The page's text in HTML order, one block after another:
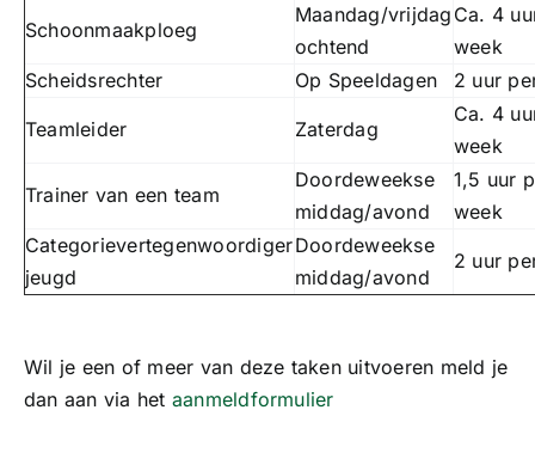
Schoonmaakploeg
Maandag/vrijdag
ochtend
Ca. 4
week
Scheidsrechter
Op Speeldagen 2 uur
Teamleider Zaterdag
Ca. 4
week
Trainer van een team
Doordeweekse
middag/avond
1,5 uur
week
Categorievertegenwoordiger
jeugd
Doordeweekse
middag/avond
2 uur
Wil je een of meer van deze taken uitvoeren meld je
dan aan via het aanmeldformulier